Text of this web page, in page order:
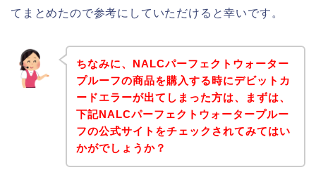
てまとめたので参考にしていただけると幸いです。
ちなみに、NALCパーフェクトウォーター
プルーフの商品を購入する時にデビットカ
ードエラーが出てしまった方は、まずは、
下記NALCパーフェクトウォータープルー
フの公式サイトをチェックされてみてはい
かがでしょうか？